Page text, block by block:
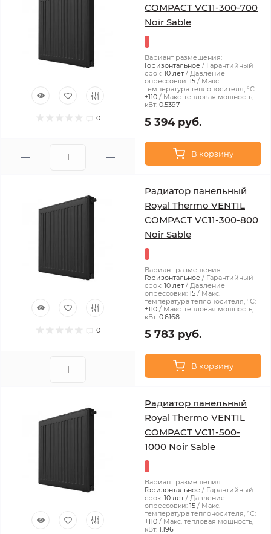
0
COMPACT VC11-300-700
Noir Sable
Вариант размещения:
Горизонтальное
Гарантийный
срок: 10 лет
Давление
опрессовки: 15
Макс.
температура теплоносителя, °С:
+110
Макс. тепловая мощность,
кВт: 0.5397
5 394 руб.
В корзину
0
Радиатор панельный
Royal Thermo VENTIL
COMPACT VC11-300-800
Noir Sable
Вариант размещения:
Горизонтальное
Гарантийный
срок: 10 лет
Давление
опрессовки: 15
Макс.
температура теплоносителя, °С:
+110
Макс. тепловая мощность,
кВт: 0.6168
5 783 руб.
В корзину
Радиатор панельный
Royal Thermo VENTIL
COMPACT VC11-500-
1000 Noir Sable
Вариант размещения:
Горизонтальное
Гарантийный
срок: 10 лет
Давление
опрессовки: 15
Макс.
температура теплоносителя, °С:
+110
Макс. тепловая мощность,
кВт: 1.196